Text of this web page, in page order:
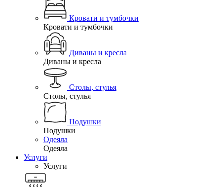
Кровати и тумбочки
Кровати и тумбочки
Диваны и кресла
Диваны и кресла
Столы, стулья
Столы, стулья
Подушки
Подушки
Одеяла
Одеяла
Услуги
Услуги